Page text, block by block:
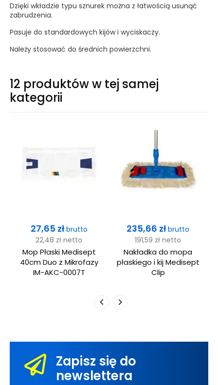
Dzięki wkładzie typu sznurek można z łatwością usunąć
zabrudzenia.
Pasuje do standardowych kijów i wyciskaczy.
Należy stosować do średnich powierzchni.
12 produktów w tej samej
kategorii
Cena
27,65 zł brutto
22,48 zł netto
Mop Płaski Medisept
40cm Duo z Mikrofazy
IM-AKC-0007T
Cena
235,66 złbrutto
191,59 zł netto
Nakładka do mopa
płaskiego i kij Medisept
Clip
Zapisz się do
newslettera